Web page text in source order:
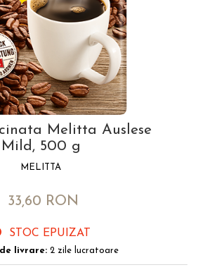
Melitta Auslese
Mild, 500 g
MELITTA
33,60 RON
STOC EPUIZAT
livrare: 2 zile lucratoare